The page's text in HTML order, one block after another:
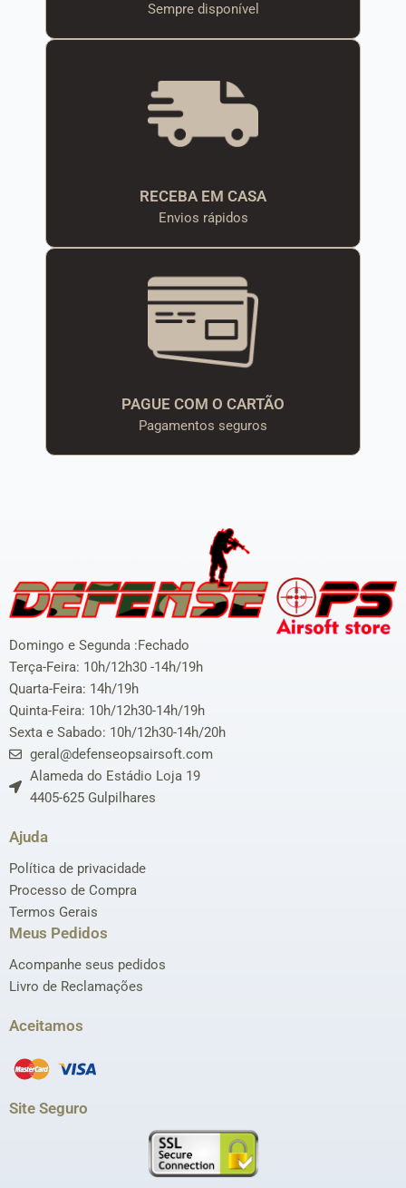
Sempre disponível
RECEBA EM CASA
Envios rápidos
PAGUE COM O CARTÃO
Pagamentos seguros
Domingo e Segunda :Fechado
Terça-Feira: 10h/12h30 -14h/19h
Quarta-Feira: 14h/19h
Quinta-Feira: 10h/12h30-14h/19h
Sexta e Sabado: 10h/12h30-14h/20h
geral@defenseopsairsoft.com
Alameda do Estádio Loja 19
4405-625 Gulpilhares
Ajuda
Política de privacidade
Processo de Compra
Termos Gerais
Meus Pedidos
Acompanhe seus pedidos
Livro de Reclamações
Aceitamos
Site Seguro